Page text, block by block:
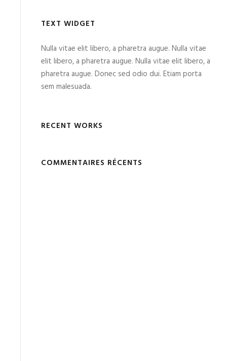
TEXT WIDGET
Nulla vitae elit libero, a pharetra augue. Nulla vitae
elit libero, a pharetra augue. Nulla vitae elit libero, a
pharetra augue. Donec sed odio dui. Etiam porta
sem malesuada.
RECENT WORKS
COMMENTAIRES RÉCENTS